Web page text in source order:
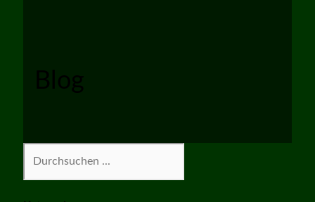
Blog